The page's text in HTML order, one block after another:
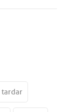
tardar